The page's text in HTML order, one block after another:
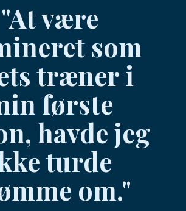
"At være
som
træner i
første
havde jeg
turde
om."